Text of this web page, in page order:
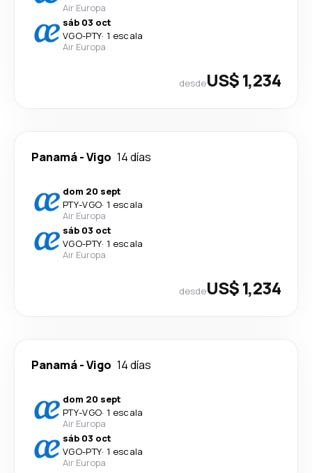
Air Europa
sáb 03 oct
VGO-PTY· 1 escala
Air Europa
desdeUS$ 1,234
Panamá-Vigo 14 días
dom 20 sept
PTY-VGO· 1 escala
Air Europa
sáb 03 oct
VGO-PTY· 1 escala
Air Europa
desdeUS$ 1,234
Panamá-Vigo 14 días
dom 20 sept
PTY-VGO· 1 escala
Air Europa
sáb 03 oct
VGO-PTY· 1 escala
Air Europa